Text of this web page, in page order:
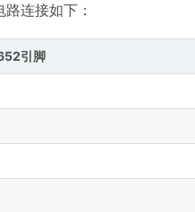
连接如下：
引脚